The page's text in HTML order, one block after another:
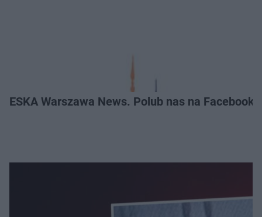
ESKA Warszawa News. Polub nas na